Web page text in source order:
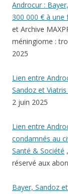
Androcur :
300 000 € à
et Archive
méningiome :
2025
Lien entre
Sandoz et
2 juin 2025
Lien entre
condamnés au
Santé & Société
réservé aux
Bayer, Sandoz